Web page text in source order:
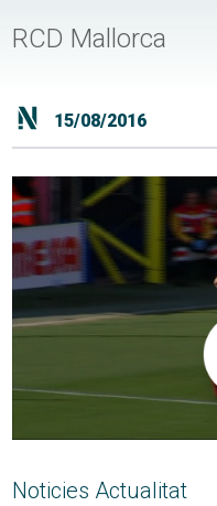
RCD Mallorca
15/08/2016
Noticies Actualitat